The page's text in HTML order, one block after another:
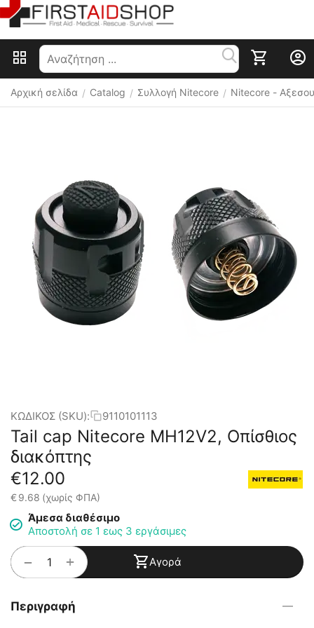
Αρχική σελίδα / Catalog / Συλλογή Nitecore / Nitecore -
ΚΩΔΙΚΟΣ (SKU): 9110101113
Tail cap Nitecore MH12V2, Οπίσθιος
διακόπτης
€12.00
€9.68 (χωρίς ΦΠΑ)
Άμεσα διαθέσιμο
Αποστολή σε 1 εως 3 εργάσιμες
+
− Αγορά
Περιγραφή